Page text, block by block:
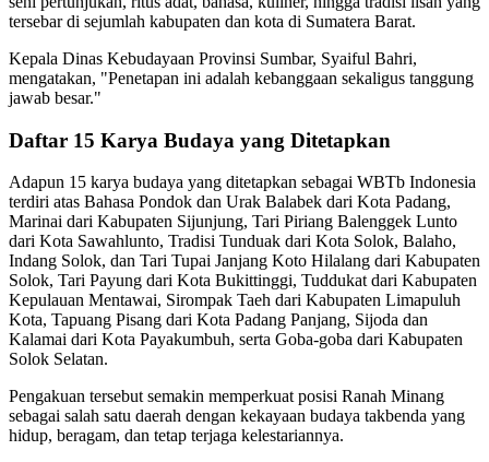
tersebar di sejumlah kabupaten dan kota di Sumatera Barat.
Kepala Dinas Kebudayaan Provinsi Sumbar, Syaiful Bahri,
mengatakan, "Penetapan ini adalah kebanggaan sekaligus tanggung
jawab besar."
Daftar 15 Karya Budaya yang Ditetapkan
Adapun 15 karya budaya yang ditetapkan sebagai WBTb Indonesia
terdiri atas Bahasa Pondok dan Urak Balabek dari Kota Padang,
Marinai dari Kabupaten Sijunjung, Tari Piriang Balenggek Lunto
dari Kota Sawahlunto, Tradisi Tunduak dari Kota Solok, Balaho,
Indang Solok, dan Tari Tupai Janjang Koto Hilalang dari Kabupaten
Solok, Tari Payung dari Kota Bukittinggi, Tuddukat dari Kabupaten
Kepulauan Mentawai, Sirompak Taeh dari Kabupaten Limapuluh
Kota, Tapuang Pisang dari Kota Padang Panjang, Sijoda dan
Kalamai dari Kota Payakumbuh, serta Goba-goba dari Kabupaten
Solok Selatan.
Pengakuan tersebut semakin memperkuat posisi Ranah Minang
sebagai salah satu daerah dengan kekayaan budaya takbenda yang
hidup, beragam, dan tetap terjaga kelestariannya.